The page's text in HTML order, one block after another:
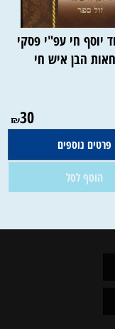
יוסף חי עפ"י פסקי
הבן איש חי
₪30
פרטים נוספים
הוסף לסל